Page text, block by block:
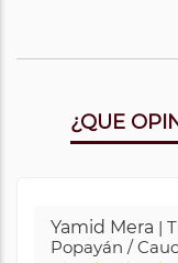
¿QUE
Yamid Mera |
Popayán /